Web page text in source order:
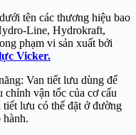
tên các thương hiệu bao
Line, Hydrokraft,
phạm vi sản xuất bởi
Vicker.
Van tiết lưu dùng để
vận tốc của cơ cấu
lưu có thể đặt ở đường
hành.